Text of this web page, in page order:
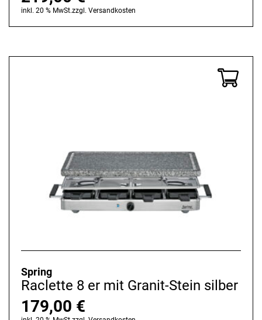
inkl. 20 % MwSt.zzgl. Versandkosten
Spring
Raclette 8 er mit Granit-Stein silber
179,00 €